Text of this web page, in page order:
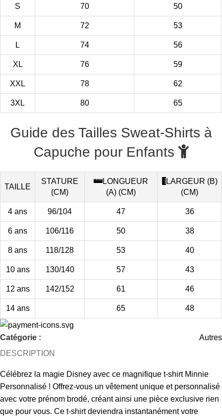
S 70 50
M 72 53
L 74 56
XL 76 59
XXL 78 62
3XL 80 65
Guide des Tailles Sweat-Shirts à
Capuche pour Enfants
TAILLE
STATURE
(CM)
LONGUEUR
(A) (CM)
LARGEUR (B)
(CM)
4 ans 96/104 47 36
6 ans 106/116 50 38
8 ans 118/128 53 40
10 ans 130/140 57 43
12 ans 142/152 61 46
14 ans 65 48
Catégorie :
Autres
DESCRIPTION
Célébrez la magie Disney avec ce magnifique t-shirt Minnie
Personnalisé ! Offrez-vous un vêtement unique et personnalisé
avec votre prénom brodé, créant ainsi une pièce exclusive rien
que pour vous. Ce t-shirt deviendra instantanément votre